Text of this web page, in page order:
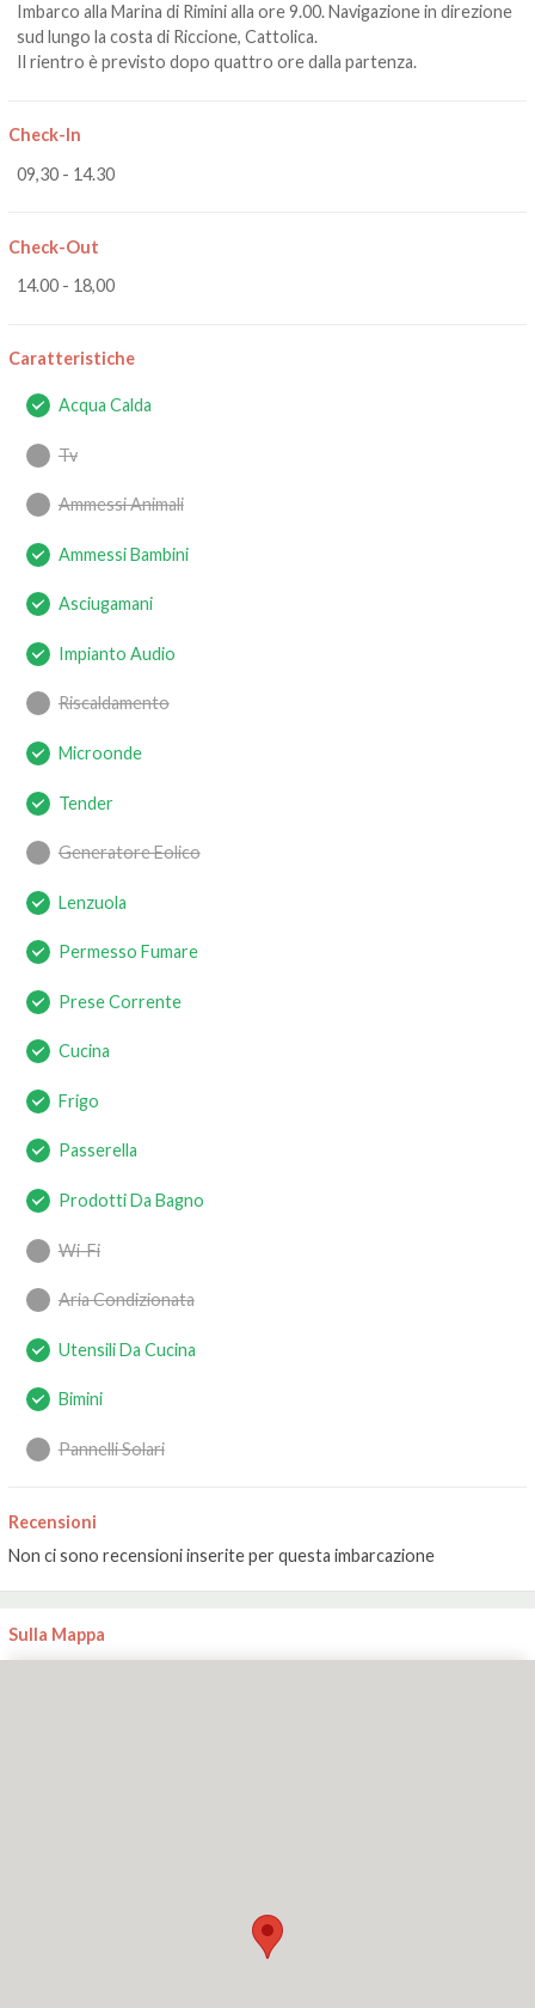
Imbarco alla Marina di Rimini alla ore 9.00. Navigazione in direzione
sud lungo la costa di Riccione, Cattolica.
Il rientro è previsto dopo quattro ore dalla partenza.
Check-In
09,30 - 14.30
Check-Out
14.00 - 18,00
Caratteristiche
Acqua Calda
Tv
Ammessi Animali
Ammessi Bambini
Asciugamani
Impianto Audio
Riscaldamento
Microonde
Tender
Generatore Eolico
Lenzuola
Permesso Fumare
Prese Corrente
Cucina
Frigo
Passerella
Prodotti Da Bagno
Wi-Fi
Aria Condizionata
Utensili Da Cucina
Bimini
Pannelli Solari
Recensioni
Non ci sono recensioni inserite per questa imbarcazione
Sulla Mappa